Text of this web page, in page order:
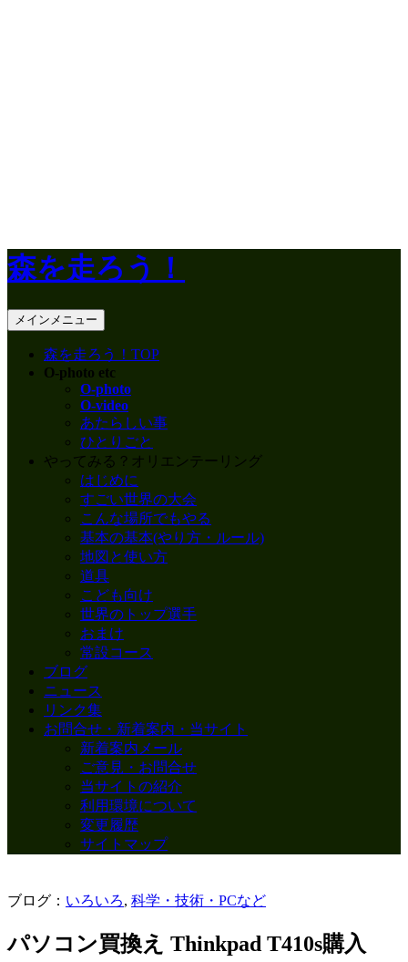
森を走ろう！
検
索
メインメニュー
森を走ろう！TOP
O-photo etc
O-photo
O-video
あたらしい事
ひとりごと
やってみる？オリエンテーリング
はじめに
すごい世界の大会
こんな場所でもやる
基本の基本(やり方・ルール)
地図と使い方
道具
こども向け
世界のトップ選手
おまけ
常設コース
ブログ
ニュース
リンク集
お問合せ・新着案内・当サイト
新着案内メール
ご意見・お問合せ
当サイトの紹介
利用環境について
変更履歴
サイトマップ
ブログ： いろいろ, 科学・技術・PCなど
パソコン買換え Thinkpad T410s購入